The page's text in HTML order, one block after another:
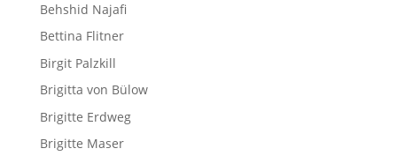
Behshid Najafi
Bettina Flitner
Birgit Palzkill
Brigitta von Bülow
Brigitte Erdweg
Brigitte Maser